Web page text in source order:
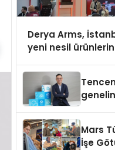
Derya Arms,
yeni nesil
Mars
İşe